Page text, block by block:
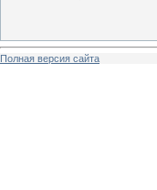
Полная версия сайта